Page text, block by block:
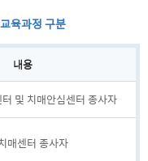
육과정 구분
교육과정 구분 안내
내용
및 치매안심센터 종사자
매센터 종사자